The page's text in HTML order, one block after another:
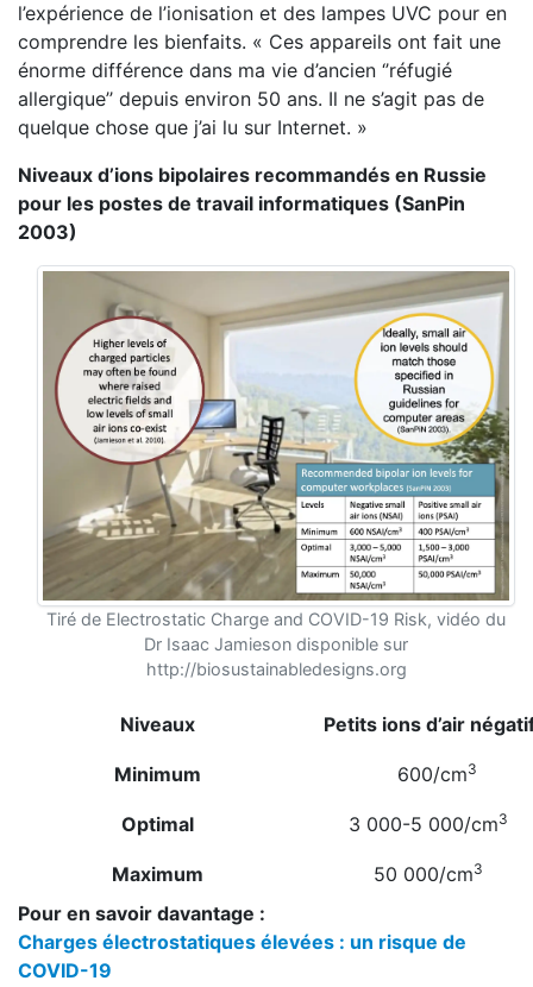
l’expérience de l’ionisation et des lampes UVC pour en
comprendre les bienfaits. « Ces appareils ont fait une
énorme différence dans ma vie d’ancien ‘’réfugié
allergique’’ depuis environ 50 ans. Il ne s’agit pas de
quelque chose que j’ai lu sur Internet. »
Niveaux d’ions bipolaires recommandés en Russie
pour les postes de travail informatiques (SanPin
2003)
Tiré de Electrostatic Charge and COVID-19 Risk, vidéo du
Dr Isaac Jamieson disponible sur
http://biosustainabledesigns.org
Niveaux Petits ions d’air
Minimum 600/cm3
Optimal 3 000-5 000/cm3
Maximum 50 000/cm3
Pour en savoir davantage :
Charges électrostatiques élevées : un risque de
COVID-19